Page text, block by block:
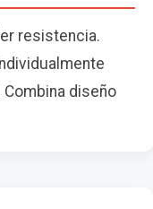
resistencia.
diseño